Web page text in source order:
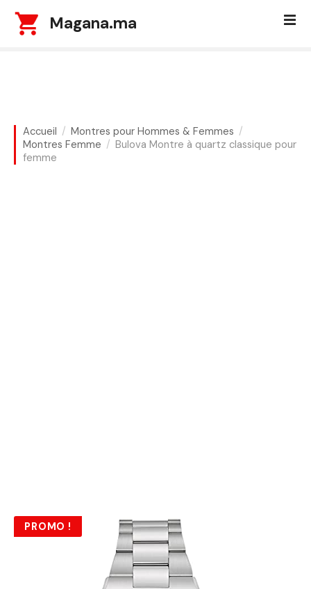
Magana.ma
Accueil
Montres pour Hommes & Femmes
Montres Femme
Bulova Montre à quartz classique pour
femme
PROMO !